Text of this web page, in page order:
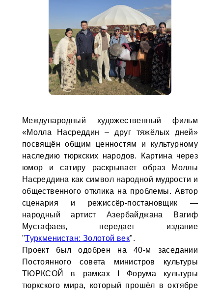
Международный художественный фильм
«Молла Насреддин – друг тяжёлых дней»
посвящён общим ценностям и культурному
наследию тюркских народов. Картина через
юмор и сатиру раскрывает образ Моллы
Насреддина как символ народной мудрости и
общественного отклика на проблемы. Автор
сценария и режиссёр-постановщик —
народный артист Азербайджана Вагиф
Мустафаев, передает издание
"Туркменистан: Золотой век".
Проект был одобрен на 40-м заседании
Постоянного совета министров культуры
ТЮРКСОЙ в рамках I Форума культуры
тюркского мира, который прошёл в октябре